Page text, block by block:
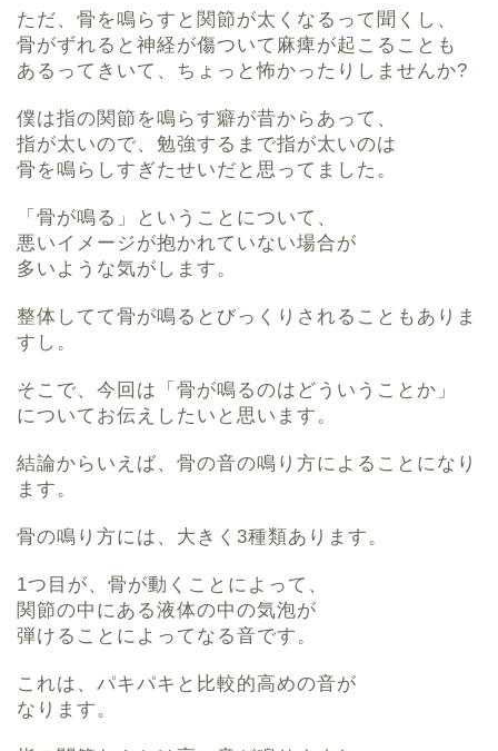
ただ、骨を鳴らすと関節が太くなるって聞くし、
骨がずれると神経が傷ついて麻痺が起こることも
あるってきいて、ちょっと怖かったりしませんか?
僕は指の関節を鳴らす癖が昔からあって、
指が太いので、勉強するまで指が太いのは
骨を鳴らしすぎたせいだと思ってました。
「骨が鳴る」ということについて、
悪いイメージが抱かれていない場合が
多いような気がします。
整体してて骨が鳴るとびっくりされることもありま
すし。
そこで、今回は「骨が鳴るのはどういうことか」
についてお伝えしたいと思います。
結論からいえば、骨の音の鳴り方によることになり
ます。
骨の鳴り方には、大きく3種類あります。
1つ目が、骨が動くことによって、
関節の中にある液体の中の気泡が
弾けることによってなる音です。
これは、パキパキと比較的高めの音が
なります。